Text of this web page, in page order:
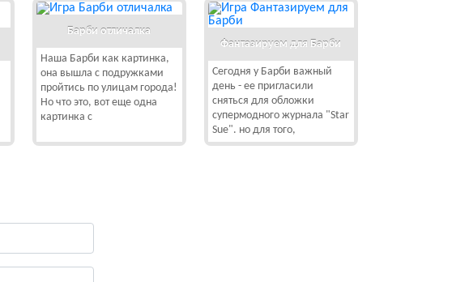
Барби отличалка
Наша Барби как картинка,
она вышла с подружками
пройтись по улицам города!
Но что это, вот еще одна
картинка с
Фантазируем для Барби
Сегодня у Барби важный
день - ее пригласили
сняться для обложки
супермодного журнала "Star
Sue". но для того,